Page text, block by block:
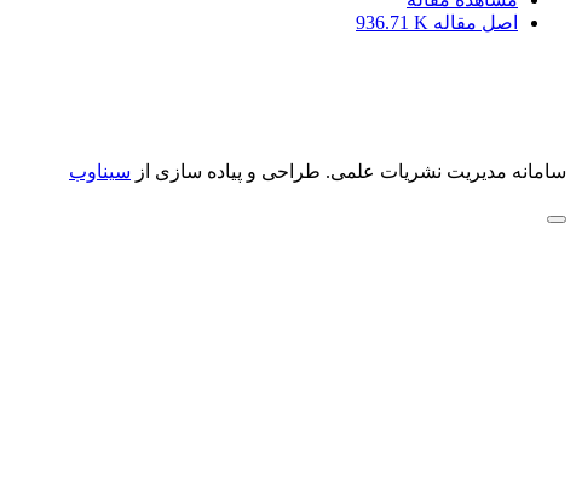
اصل مقاله 936.71 K
سامانه مدیریت نشریات علمی. طراحی و پیاده سازی از سیناوب